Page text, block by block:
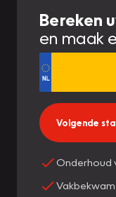
Bereken
en maak
Volgende
Onderhoud